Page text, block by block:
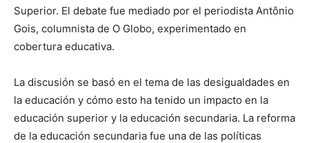
Superior. El debate fue mediado por el periodista Antônio
Gois, columnista de O Globo, experimentado en
cobertura educativa.
La discusión se basó en el tema de las desigualdades en
la educación y cómo esto ha tenido un impacto en la
educación superior y la educación secundaria. La reforma
de la educación secundaria fue una de las políticas